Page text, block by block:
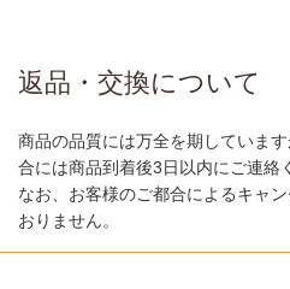
返品・交換について
商品の品質には万全を期していま
合には商品到着後3日以内にご連絡
なお、お客様のご都合によるキャ
おりません。